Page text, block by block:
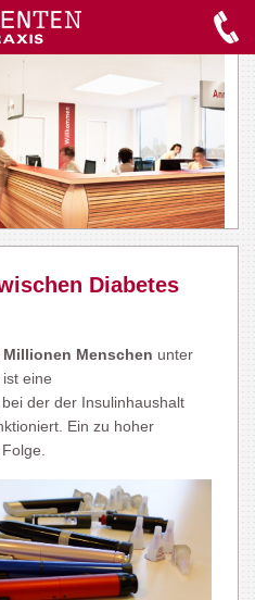
Diabetes
Millionen Menschen unter
eine
, bei der der Insulinhaushalt
Ein zu hoher